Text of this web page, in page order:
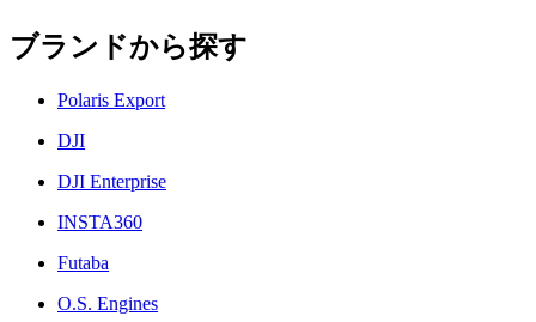
ブランドから探す
Polaris Export
DJI
DJI Enterprise
INSTA360
Futaba
O.S. Engines